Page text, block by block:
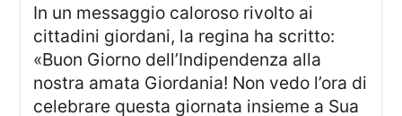
In un messaggio caloroso rivolto ai
cittadini giordani, la regina ha scritto:
«Buon Giorno dell’Indipendenza alla
nostra amata Giordania! Non vedo l’ora di
celebrare questa giornata insieme a Sua